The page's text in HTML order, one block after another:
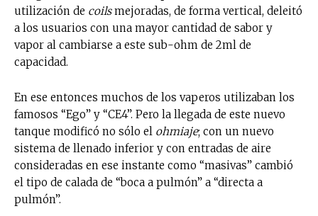
utilización de coilsmejoradas, de forma vertical, deleitó
a los usuarios con una mayor cantidad de sabor y
vapor al cambiarse a este sub-ohm de 2ml de
capacidad.
En ese entonces muchos de los vaperos utilizaban los
famosos “Ego” y “CE4”. Pero la llegada de este nuevo
tanque modificó no sólo el ohmiaje; con un nuevo
sistema de llenado inferior y con entradas de aire
consideradas en ese instante como “masivas” cambió
el tipo de calada de “boca a pulmón” a “directa a
pulmón”.